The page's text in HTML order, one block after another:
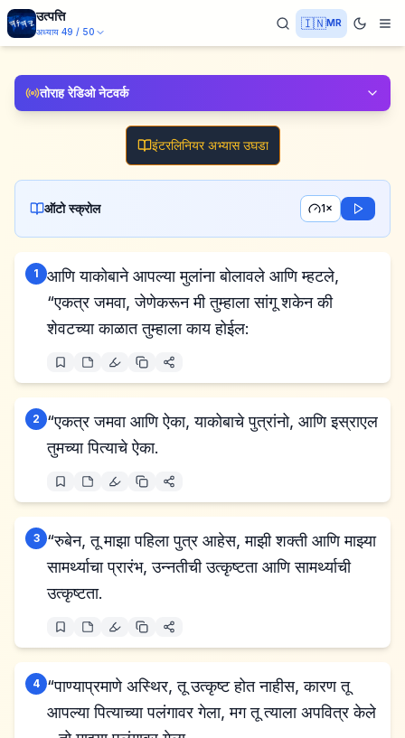
उत्पत्ति
अध्याय 49 / 50
🇮🇳MR
तोराह रेडिओ नेटवर्क
इंटरलिनियर अभ्यास उघडा
ऑटो स्क्रोल 1×
1
आणि याकोबाने आपल्या मुलांना बोलावले आणि म्हटले,
“एकत्र जमवा, जेणेकरून मी तुम्हाला सांगू शकेन की
शेवटच्या काळात तुम्हाला काय होईल:
2
“एकत्र जमवा आणि ऐका, याकोबाचे पुत्रांनो, आणि इस्राएल
तुमच्या पित्याचे ऐका.
3
“रुबेन, तू माझा पहिला पुत्र आहेस, माझी शक्ती आणि माझ्या
सामर्थ्याचा प्रारंभ, उन्नतीची उत्कृष्टता आणि सामर्थ्याची
उत्कृष्टता.
4 “पाण्याप्रमाणे अस्थिर, तू उत्कृष्ट होत नाहीस, कारण तू
आपल्या पित्याच्या पलंगावर गेला, मग तू त्याला अपवित्र केले